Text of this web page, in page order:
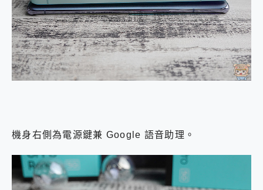
機身右側為電源鍵兼 Google 語音助理。